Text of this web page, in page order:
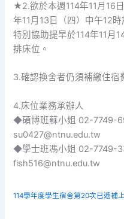
★2.欲於本週114年11月16
年11月13日（四）中午12
特別協助提早於114年11月
排床位。
3.確認換舍者仍須補繳住宿
4.床位業務承辦人
◆碩博班蘇小姐 02-7749-
su0427@ntnu.edu.tw
◆學士班馮小姐 02-7749-
fish516@ntnu.edu.tw
114學年度學生宿舍第20次已遞補上